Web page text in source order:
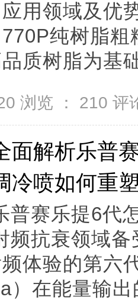
用领域及优
纯树脂
质树脂为基
浏览 ： 210 评
面解析乐普
冷喷如何重
普赛乐提6代
频抗衰领域
体验的第六
）在能量输